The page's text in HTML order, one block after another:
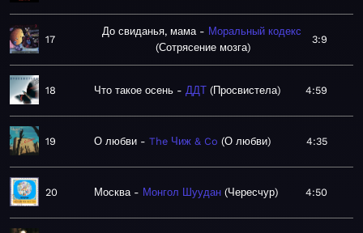
17
До свиданья, мама
Моральный кодекс
Сотрясение мозга
3:9
18 Что такое осень ДДТ Просвистела 4:59
19 О любви The Чиж & Co О любви 4:35
20 Москва Монгол Шуудан Чересчур 4:50